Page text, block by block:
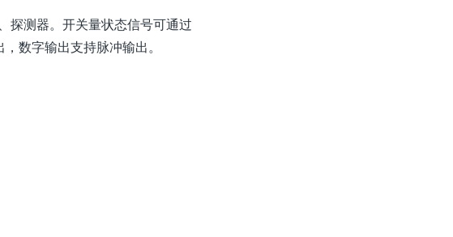
探测器。开关量状态信号可通过
数字输出支持脉冲输出。